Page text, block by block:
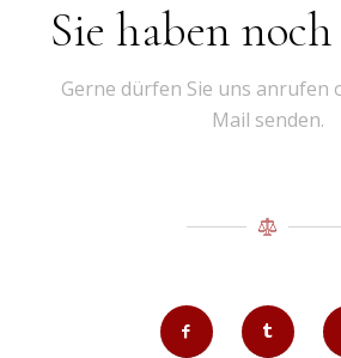
Sie haben noch
Gerne dürfen Sie uns anrufen
Mail senden.